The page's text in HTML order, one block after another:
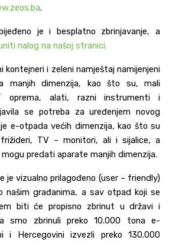
.
je i besplatno zbrinjavanje, a
nalog na našoj stranici.
kontejneri i zeleni namještaj namijenjeni
manjih dimenzija, kao što su, mali
oprema, alati, razni instrumenti i
se potreba za uređenjem novog
e-otpada većih dimenzija, kao što su
TV – monitori, ali i sijalice, a
predati aparate manjih dimenzija.
je vizualno prilagođeno (user – friendly)
našim građanima, a sav otpad koji se
biti će propisno zbrinut u državi i
smo zbrinuli preko 10.000 tona e-
i Hercegovini izvezli preko 130.000